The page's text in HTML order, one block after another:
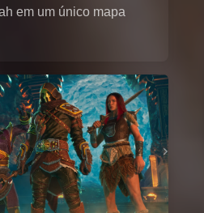
em um único mapa